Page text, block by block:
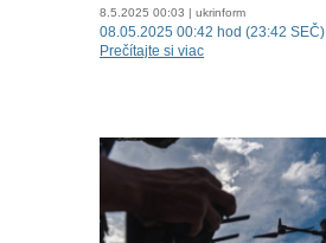
8.5.2025 00:03 | ukrinform
08.05.2025 00:42 hod (23:42 SEČ)
Prečítajte si viac